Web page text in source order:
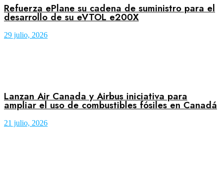
Refuerza ePlane su cadena de suministro para el
desarrollo de su eVTOL e200X
29 julio, 2026
Lanzan Air Canada y Airbus iniciativa para
ampliar el uso de combustibles fósiles en Canadá
21 julio, 2026